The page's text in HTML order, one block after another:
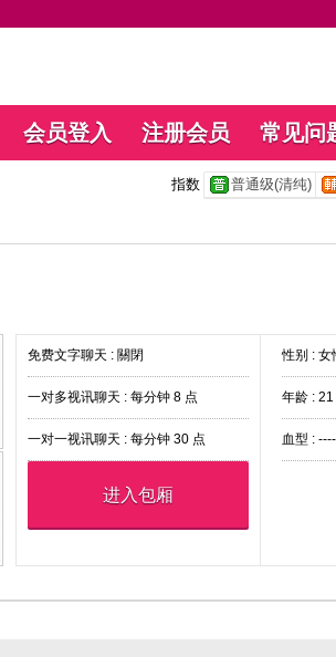
会员登入 注册会员 常见问
指数 普通级(清纯)
免费文字聊天 : 關閉
一对多视讯聊天 : 每分钟 8 点
一对一视讯聊天 : 每分钟 30 点
进入包厢
性别 : 女
年龄 : 21
血型 : ----